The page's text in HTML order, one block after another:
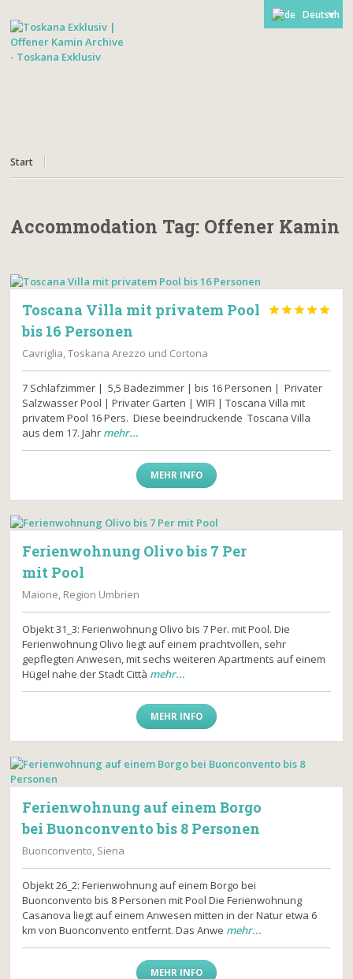
Deutsch
Start
Accommodation Tag: Offener Kamin
Toscana Villa mit privatem Pool
bis 16 Personen

Cavriglia, Toskana Arezzo und Cortona
7 Schlafzimmer | 5,5 Badezimmer | bis 16 Personen | Privater
Salzwasser Pool | Privater Garten | WIFI | Toscana Villa mit
privatem Pool 16 Pers. Diese beeindruckende Toscana Villa
aus dem 17. Jahr mehr...
MEHR INFO
Ferienwohnung Olivo bis 7 Per
mit Pool
Maione, Region Umbrien
Objekt 31_3: Ferienwohnung Olivo bis 7 Per. mit Pool. Die
Ferienwohnung Olivo liegt auf einem prachtvollen, sehr
gepflegten Anwesen, mit sechs weiteren Apartments auf einem
Hügel nahe der Stadt Città mehr...
MEHR INFO
Ferienwohnung auf einem Borgo
bei Buonconvento bis 8 Personen
Buonconvento, Siena
Objekt 26_2: Ferienwohnung auf einem Borgo bei
Buonconvento bis 8 Personen mit Pool Die Ferienwohnung
Casanova liegt auf einem Anwesen mitten in der Natur etwa 6
km von Buonconvento entfernt. Das Anwe mehr...
MEHR INFO